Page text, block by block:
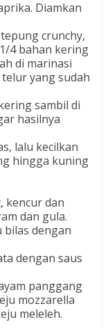
Diamkan
crunchy,
4 bahan kering
di marinasi
yang sudah
sambil di
hasilnya
lalu kecilkan
hingga kuning
kencur dan
dan gula.
bilas dengan
dengan saus
panggang
mozzarella
meleleh.